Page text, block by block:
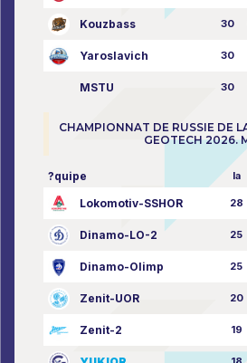
Kouzbass 30
Yaroslavich 30
MSTU 30
CHAMPIONNAT DE RUSSIE DE
GEOTECH 2026.
?quipe la
Lokomotiv-SSHOR 28
Dinamo-LO-2 25
Dinamo-Olimp 25
Zenit-UOR 20
Zenit-2 19